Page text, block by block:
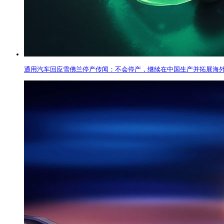
通用汽车回应雪佛兰停产传闻：不会停产，继续在中国生产并拓展海